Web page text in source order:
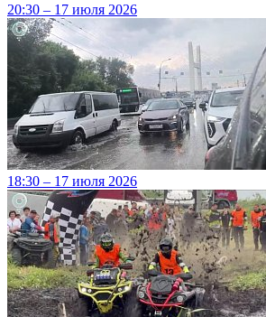
20:30 – 17 июля 2026
18:30 – 17 июля 2026